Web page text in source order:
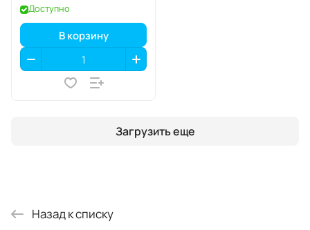
Доступно
В корзину
Загрузить еще
Назад к списку